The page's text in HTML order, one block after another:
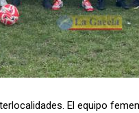
El equipo